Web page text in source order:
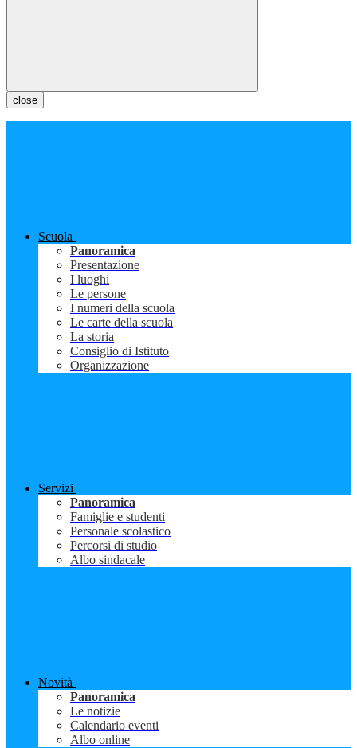
close
Scuola
Panoramica
Presentazione
I luoghi
Le persone
I numeri della scuola
Le carte della scuola
La storia
Consiglio di Istituto
Organizzazione
Servizi
Panoramica
Famiglie e studenti
Personale scolastico
Percorsi di studio
Albo sindacale
Novità
Panoramica
Le notizie
Calendario eventi
Albo online